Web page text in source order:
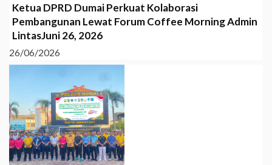
Ketua DPRD Dumai Perkuat Kolaborasi
Pembangunan Lewat Forum Coffee Morning Admin
LintasJuni 26, 2026
26/06/2026